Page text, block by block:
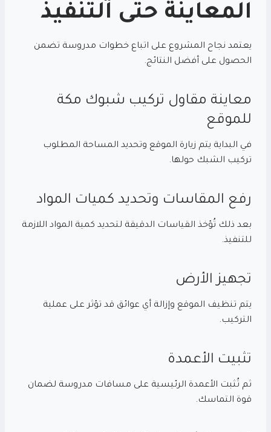
المعاينة حتى التنفيذ
يعتمد نجاح المشروع على اتباع خطوات مدروسة تضمن
الحصول على أفضل النتائج.
معاينة مقاول تركيب شبوك مكة
للموقع
في البداية يتم زيارة الموقع وتحديد المساحة المطلوب
تركيب الشبك حولها.
رفع المقاسات وتحديد كميات المواد
بعد ذلك تُؤخذ القياسات الدقيقة لتحديد كمية المواد اللازمة
للتنفيذ.
تجهيز الأرض
يتم تنظيف الموقع وإزالة أي عوائق قد تؤثر على عملية
التركيب.
تثبيت الأعمدة
ثم تُثبت الأعمدة الرئيسية على مسافات مدروسة لضمان
قوة التماسك.